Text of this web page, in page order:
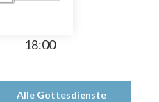
18:00
Alle Gottesdienste